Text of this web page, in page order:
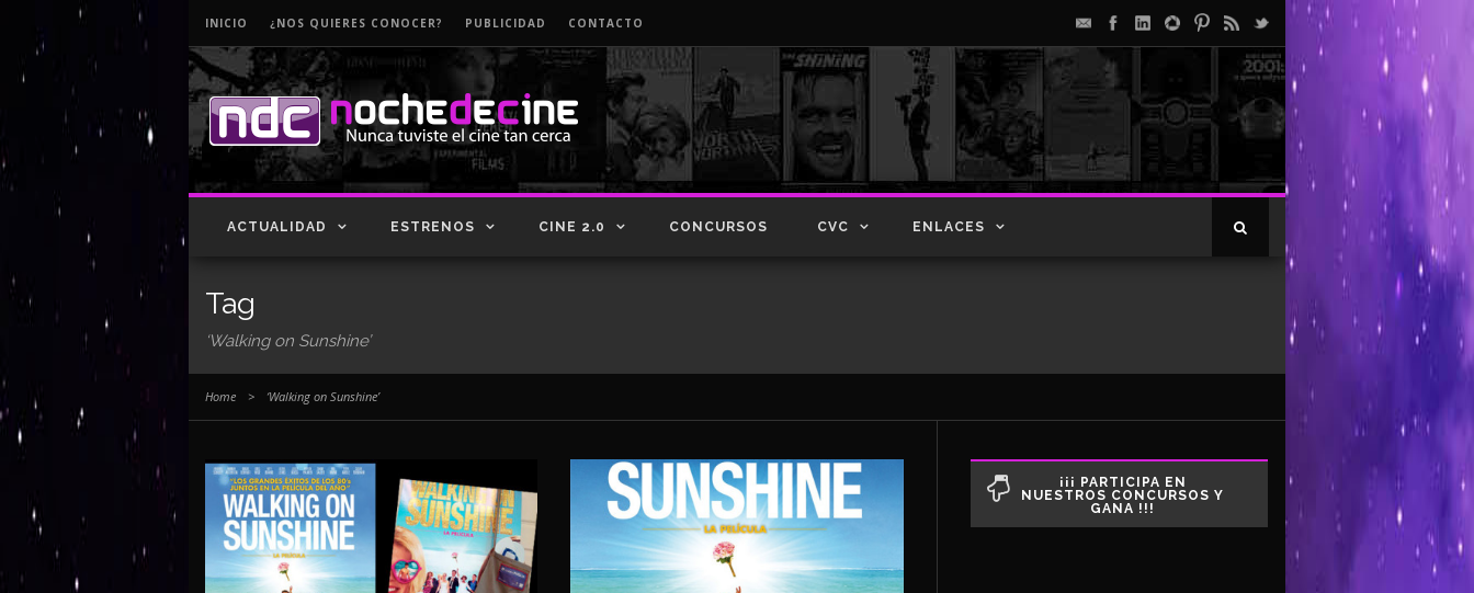
INICIO ¿NOS QUIERES CONOCER? PUBLICIDAD CONTACTO
ACTUALIDAD ESTRENOS CINE 2.0 CONCURSOS CVC ENLACES
Tag
‘Walking on Sunshine’
Home > ‘Walking on Sunshine’
¡¡¡ PARTICIPA EN
NUESTROS CONCURSOS Y
GANA !!!